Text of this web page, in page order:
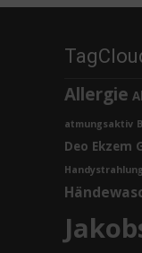
Allergie
atmungsaktiv
Deo Ekzem
Handystrahlung